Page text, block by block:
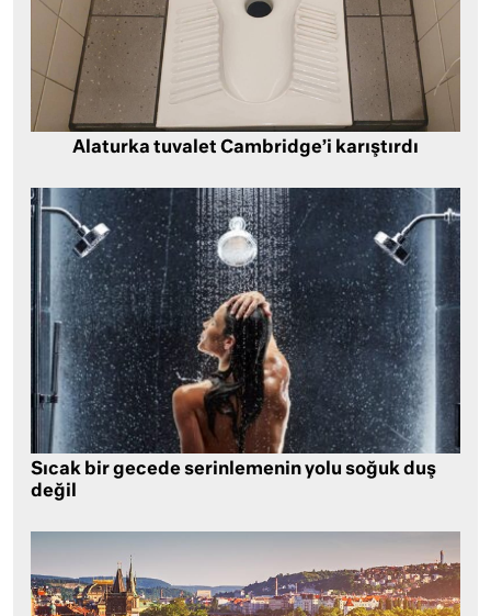
Alaturka tuvalet Cambridge’i karıştırdı
Sıcak bir gecede serinlemenin yolu soğuk duş
değil